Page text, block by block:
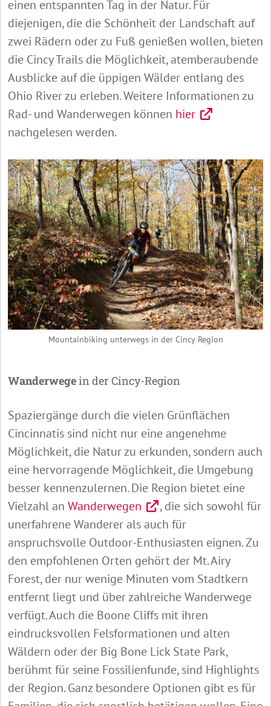
einen entspannten Tag in der Natur. Für
diejenigen, die die Schönheit der Landschaft auf
zwei Rädern oder zu Fuß genießen wollen, bieten
die Cincy Trails die Möglichkeit, atemberaubende
Ausblicke auf die üppigen Wälder entlang des
Ohio River zu erleben. Weitere Informationen zu
Rad- und Wanderwegen können hier
nachgelesen werden.
Mountainbiking unterwegs in der Cincy Region
Wanderwegein der Cincy-Region
Spaziergänge durch die vielen Grünflächen
Cincinnatis sind nicht nur eine angenehme
Möglichkeit, die Natur zu erkunden, sondern auch
eine hervorragende Möglichkeit, die Umgebung
besser kennenzulernen. Die Region bietet eine
Vielzahl an Wanderwegen
, die sich sowohl für
unerfahrene Wanderer als auch für
anspruchsvolle Outdoor-Enthusiasten eignen. Zu
den empfohlenen Orten gehört der Mt. Airy
Forest, der nur wenige Minuten vom Stadtkern
entfernt liegt und über zahlreiche Wanderwege
verfügt. Auch die Boone Cliffs mit ihren
eindrucksvollen Felsformationen und alten
Wäldern oder der Big Bone Lick State Park,
berühmt für seine Fossilienfunde, sind Highlights
der Region. Ganz besondere Optionen gibt es für